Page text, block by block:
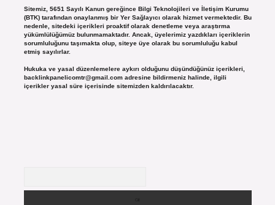
Sitemiz, 5651 Sayılı Kanun gereğince Bilgi Teknolojileri ve İletişim Kurumu
(BTK) tarafından onaylanmış bir Yer Sağlayıcı olarak hizmet vermektedir. Bu
nedenle, sitedeki içerikleri proaktif olarak denetleme veya araştırma
yükümlülüğümüz bulunmamaktadır. Ancak, üyelerimiz yazdıkları içeriklerin
sorumluluğunu taşımakta olup, siteye üye olarak bu sorumluluğu kabul
etmiş sayılırlar.
Hukuka ve yasal düzenlemelere aykırı olduğunu düşündüğünüz içerikleri,
backlinkpanelicomtr@gmail.comadresine bildirmeniz halinde, ilgili
içerikler yasal süre içerisinde sitemizden kaldırılacaktır.